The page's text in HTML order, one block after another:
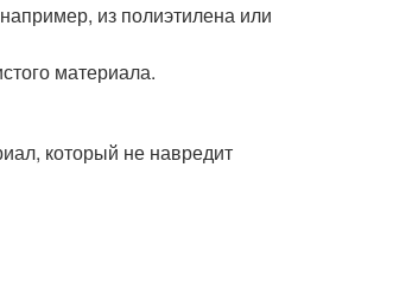
из полиэтилена или
материала.
который не навредит